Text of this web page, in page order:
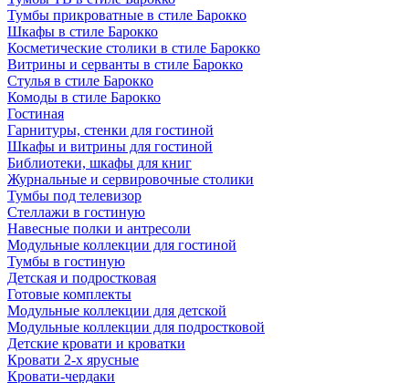
Тумбы прикроватные в стиле Барокко
Шкафы в стиле Барокко
Косметические столики в стиле Барокко
Витрины и серванты в стиле Барокко
Стулья в стиле Барокко
Комоды в стиле Барокко
Гостиная
Гарнитуры, стенки для гостиной
Шкафы и витрины для гостиной
Библиотеки, шкафы для книг
Журнальные и сервировочные столики
Тумбы под телевизор
Стеллажи в гостиную
Навесные полки и антресоли
Модульные коллекции для гостиной
Тумбы в гостиную
Детская и подростковая
Готовые комплекты
Модульные коллекции для детской
Модульные коллекции для подростковой
Детские кровати и кроватки
Кровати 2-х ярусные
Кровати-чердаки